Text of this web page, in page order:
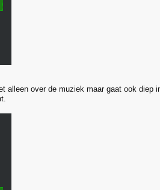
alleen over de muziek maar gaat ook diep